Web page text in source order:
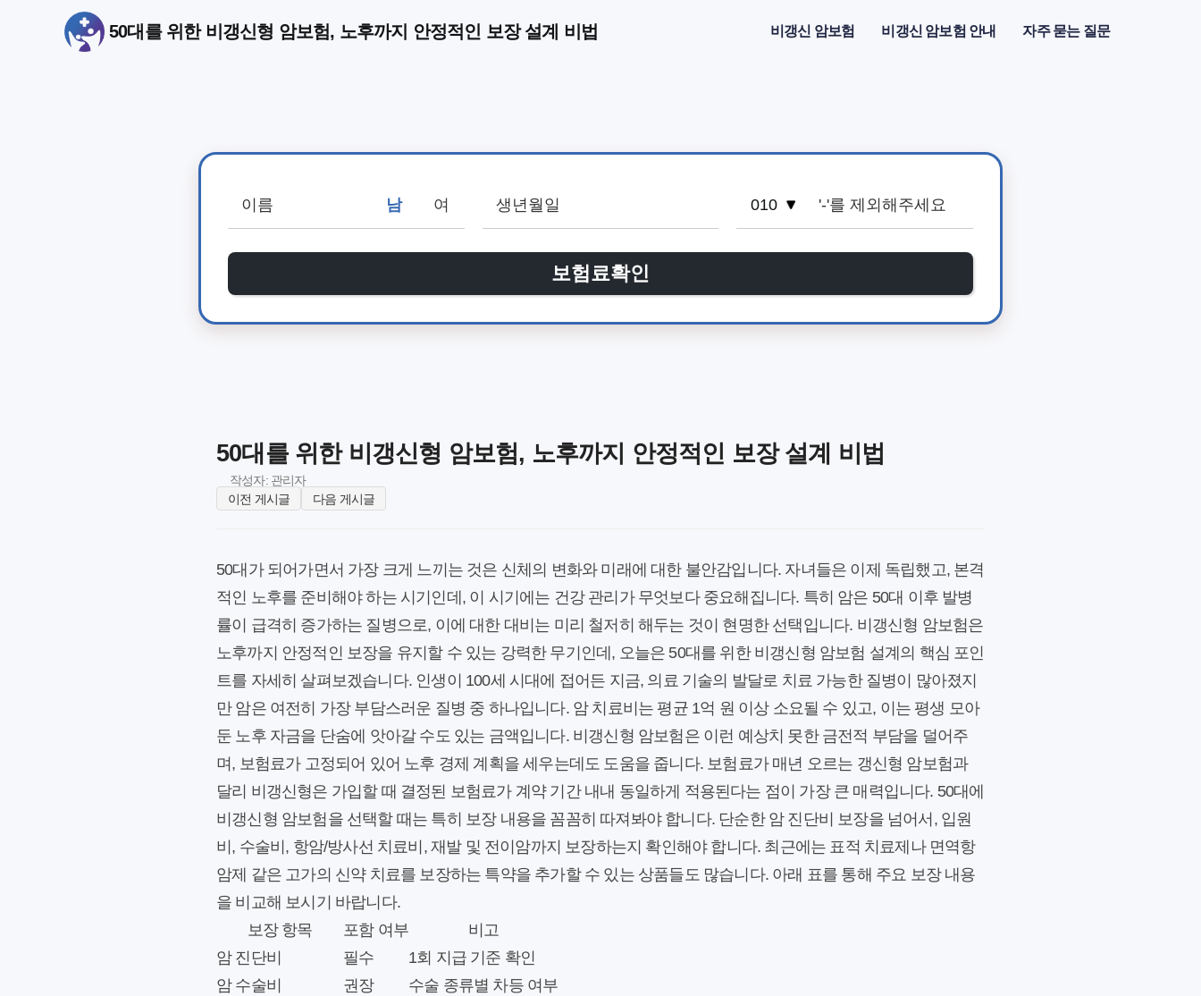
50대를 위한 비갱신형 암보험, 노후까지 안정적인 보장 설계 비법 비갱신 암보험 비갱신 암보험 안내 자주 묻는 질문
남 여
보험료확인
50대를 위한 비갱신형 암보험, 노후까지 안정적인 보장 설계 비법
작성자: 관리자
이전 게시글
다음 게시글
50대가 되어가면서 가장 크게 느끼는 것은 신체의 변화와 미래에 대한 불안감입니다. 자녀들은 이제 독립했고, 본격
적인 노후를 준비해야 하는 시기인데, 이 시기에는 건강 관리가 무엇보다 중요해집니다. 특히 암은 50대 이후 발병
률이 급격히 증가하는 질병으로, 이에 대한 대비는 미리 철저히 해두는 것이 현명한 선택입니다. 비갱신형 암보험은
노후까지 안정적인 보장을 유지할 수 있는 강력한 무기인데, 오늘은 50대를 위한 비갱신형 암보험 설계의 핵심 포인
트를 자세히 살펴보겠습니다. 인생이 100세 시대에 접어든 지금, 의료 기술의 발달로 치료 가능한 질병이 많아졌지
만 암은 여전히 가장 부담스러운 질병 중 하나입니다. 암 치료비는 평균 1억 원 이상 소요될 수 있고, 이는 평생 모아
둔 노후 자금을 단숨에 앗아갈 수도 있는 금액입니다. 비갱신형 암보험은 이런 예상치 못한 금전적 부담을 덜어주
며, 보험료가 고정되어 있어 노후 경제 계획을 세우는데도 도움을 줍니다. 보험료가 매년 오르는 갱신형 암보험과
달리 비갱신형은 가입할 때 결정된 보험료가 계약 기간 내내 동일하게 적용된다는 점이 가장 큰 매력입니다. 50대에
비갱신형 암보험을 선택할 때는 특히 보장 내용을 꼼꼼히 따져봐야 합니다. 단순한 암 진단비 보장을 넘어서, 입원
비, 수술비, 항암/방사선 치료비, 재발 및 전이암까지 보장하는지 확인해야 합니다. 최근에는 표적 치료제나 면역항
암제 같은 고가의 신약 치료를 보장하는 특약을 추가할 수 있는 상품들도 많습니다. 아래 표를 통해 주요 보장 내용
을 비교해 보시기 바랍니다.
보장 항목
포함 여부
비고
암 진단비
필수
1회 지급 기준 확인
암 수술비
권장
수술 종류별 차등 여부